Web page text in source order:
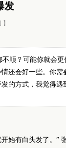
发
】
顺？可能你就会
还会好一些。你需
的方式，我觉得遇
有白头发了。” 张